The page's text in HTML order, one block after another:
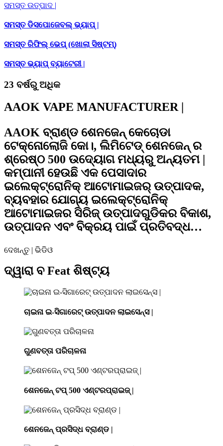
ସମସ୍ତ ଉତ୍ପାଦ |
ସମସ୍ତ ଡିସପୋଜେବଲ୍ ଭ୍ୟାପ୍ |
ସମସ୍ତ ରିଫିଲ୍ ଭେପ୍ (ଖୋଲା ସିଷ୍ଟମ୍)
ସମସ୍ତ ଭ୍ୟାପ୍ ବ୍ୟାଟେରୀ |
23 ବର୍ଷରୁ ଅଧିକ
AAOK VAPE MANUFACTURER |
AAOK ବ୍ରାଣ୍ଡ ଶେନଜେନ୍ କେଚୋଡା
ଟେକ୍ନୋଲୋଜି କୋ।, ଲିମିଟେଡ୍ ଶେନଜେନ୍ ର
ଶ୍ରେଷ୍ଠ 500 ଉଦ୍ୟୋଗ ମଧ୍ୟରୁ ଅନ୍ୟତମ |
କମ୍ପାନୀ ହେଉଛି ଏକ ପେସାଦାର
ଇଲେକ୍ଟ୍ରୋନିକ୍ ଆଟୋମାଇଜର୍ ଉତ୍ପାଦକ,
ବ୍ୟବହାର ଯୋଗ୍ୟ ଇଲେକ୍ଟ୍ରୋନିକ୍
ଆଟୋମାଇଜର ସିରିଜ୍ ଉତ୍ପାଦଗୁଡିକର ବିକାଶ,
ଉତ୍ପାଦନ ଏବଂ ବିକ୍ରୟ ପାଇଁ ପ୍ରତିବଦ୍ଧ…
ଦେଖନ୍ତୁ | ଭିଡିଓ
ଦ୍ୱାରା ବ Feat ଶିଷ୍ଟ୍ୟ
ଚାଇନା ଇ-ସିଗାରେଟ୍ ଉତ୍ପାଦନ ଲାଇସେନ୍ସ |
ଗୁଣବତ୍ତା ପରିଚାଳନା
ଶେନଜେନ୍ ଟପ୍ 500 ଏଣ୍ଟରପ୍ରାଇଜ୍ |
ଶେନଜେନ୍ ପ୍ରସିଦ୍ଧ ବ୍ରାଣ୍ଡ |